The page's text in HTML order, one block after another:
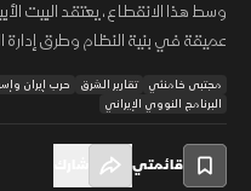
وسط هذا الانقطاع، يعتقد البيت
عميقة في بنية النظام وطرق إدارة
مجتبى خامنئي تقارير الشرق حرب إيران
البرنامج النووي الإيراني
قائمتي